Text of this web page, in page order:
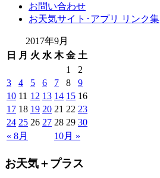
お問い合わせ
お天気サイト･アプリ リンク集
2017年9月
日
月 火 水 木 金 土
« 8月 10月 »
1
2
3
4 5 6 7 8
9
10 11 12 13 14 15 16
17 18 19 20 21 22 23
24 25 26 27 28 29 30
お天気＋プラス